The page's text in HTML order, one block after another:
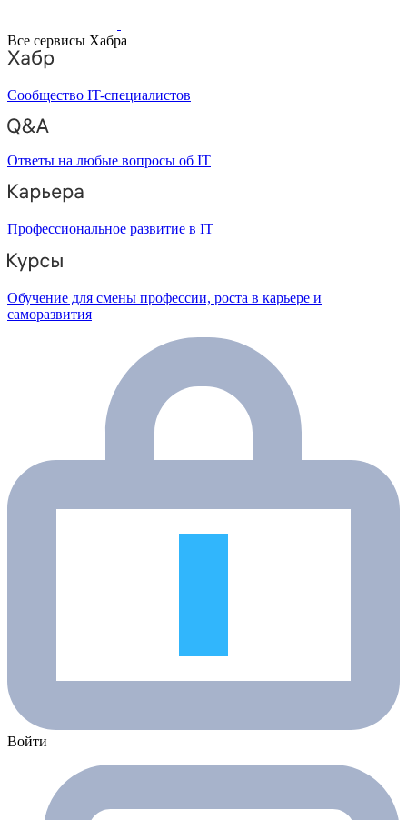
Все сервисы Хабра
Сообщество IT-специалистов
Ответы на любые вопросы об IT
Профессиональное развитие в IT
Обучение для смены профессии, роста в карьере и
саморазвития
Войти